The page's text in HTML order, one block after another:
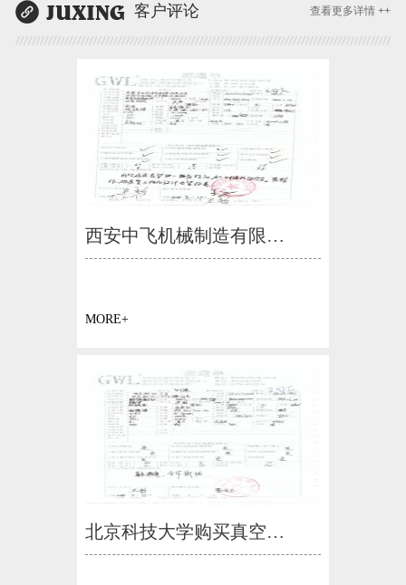
客户评论 查看更多详情 ++
西安中飞机械制造有限…
MORE+
北京科技大学购买真空…